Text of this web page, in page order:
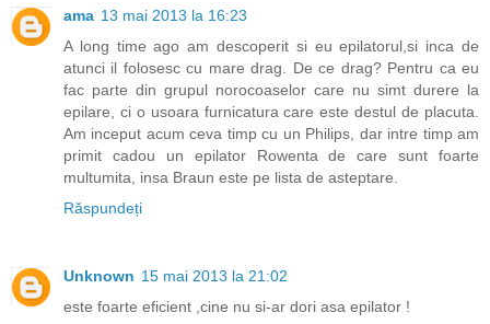
ama 13 mai 2013 la 16:23
A long time ago am descoperit si eu epilatorul,si inca de
atunci il folosesc cu mare drag. De ce drag? Pentru ca eu
fac parte din grupul norocoaselor care nu simt durere la
epilare, ci o usoara furnicatura care este destul de placuta.
Am inceput acum ceva timp cu un Philips, dar intre timp am
primit cadou un epilator Rowenta de care sunt foarte
multumita, insa Braun este pe lista de asteptare.
Răspundeți
Unknown 15 mai 2013 la 21:02
este foarte eficient ,cine nu si-ar dori asa epilator !